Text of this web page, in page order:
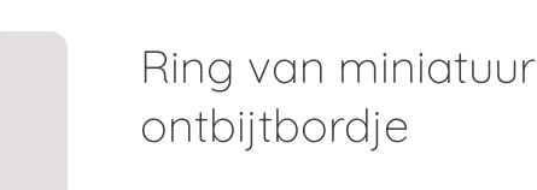
Ring van miniatuur
ontbijtbordje